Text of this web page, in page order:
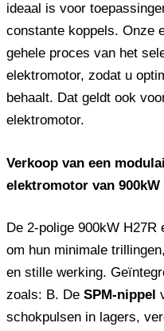
ideaal is voor
constante koppels. Onze
gehele proces van het
elektromotor, zodat u
behaalt. Dat geldt ook
elektromotor.
Verkoop van een
elektromotor van 900kW
De 2-polige 900kW H27R
om hun minimale
en stille werking.
zoals: B. De SPM-nippel
schokpulsen in lagers,